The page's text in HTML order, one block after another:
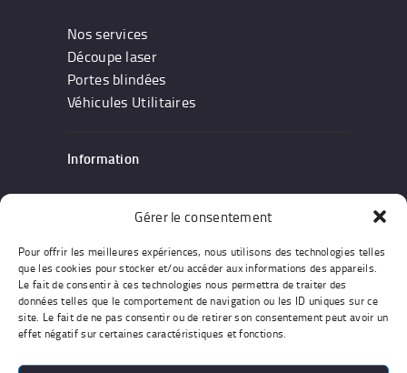
Gérer le consentement
Pour offrir les meilleures expériences, nous utilisons des technologies telles
que les cookies pour stocker et/ou accéder aux informations des appareils.
Le fait de consentir à ces technologies nous permettra de traiter des
données telles que le comportement de navigation ou les ID uniques sur ce
site. Le fait de ne pas consentir ou de retirer son consentement peut avoir un
effet négatif sur certaines caractéristiques et fonctions.
Nos services
Découpe laser
Portes blindées
Véhicules Utilitaires
Information
Notre entreprise
Conditions générales
Work : Agiades - Pics :